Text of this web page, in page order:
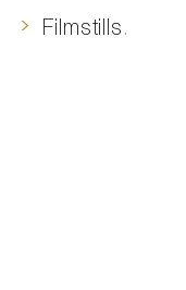
> Filmstills .